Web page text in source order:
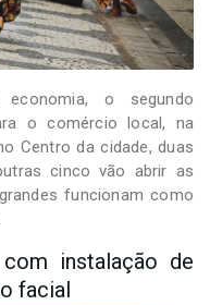
economia, o segundo
o comércio local, na
Centro da cidade, duas
cinco vão abrir as
funcionam como
instalação de
facial